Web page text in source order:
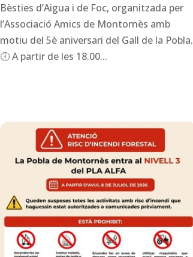
Bèsties d’Aigua i de Foc, organitzada per
l’Associació Amics de Montornès amb
motiu del 5è aniversari del Gall de la Pobla.
🕕 A partir de les 18.00...